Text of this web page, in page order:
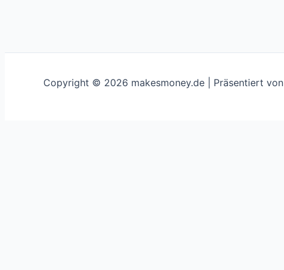
Copyright © 2026 makesmoney.de | Präsentiert von